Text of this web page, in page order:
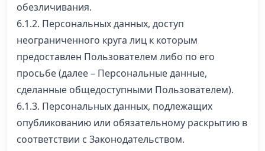
обезличивания.
6.1.2. Персональных данных, доступ
неограниченного круга лиц к которым
предоставлен Пользователем либо по его
просьбе (далее – Персональные данные,
сделанные общедоступными Пользователем).
6.1.3. Персональных данных, подлежащих
опубликованию или обязательному раскрытию в
соответствии с Законодательством.